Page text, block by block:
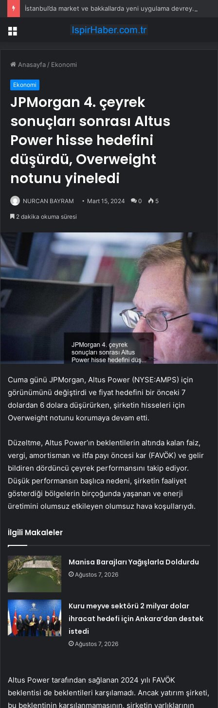
İstanbul’da market ve bakkallarda yeni uygulama devreye girdi
Menü
Anasayfa / Ekonomi
Ekonomi
JPMorgan 4. çeyrek
sonuçları sonrası Altus
Power hisse hedefini
düşürdü, Overweight
notunu yineledi
NURCAN BAYRAM Mart 15, 2024 0 5
2 dakika okuma süresi
Cuma günü JPMorgan, Altus Power (NYSE:AMPS) için
görünümünü değiştirdi ve fiyat hedefini bir önceki 7
dolardan 6 dolara düşürürken, şirketin hisseleri için
Overweight notunu korumaya devam etti.
Düzeltme, Altus Power’ın beklentilerin altında kalan faiz,
vergi, amortisman ve itfa payı öncesi kar (FAVÖK) ve gelir
bildiren dördüncü çeyrek performansını takip ediyor.
Düşük performansın başlıca nedeni, şirketin faaliyet
gösterdiği bölgelerin birçoğunda yaşanan ve enerji
üretimini olumsuz etkileyen olumsuz hava koşullarıydı.
İlgili Makaleler
Manisa Barajları Yağışlarla Doldurdu
Ağustos 7, 2026
Kuru meyve sektörü 2 milyar dolar
ihracat hedefi için Ankara’dan destek
istedi
Ağustos 7, 2026
Altus Power tarafından sağlanan 2024 yılı FAVÖK
beklentisi de beklentileri karşılamadı. Ancak yatırım şirketi,
bu beklentinin karşılanmamasının, şirketin varlıklarının